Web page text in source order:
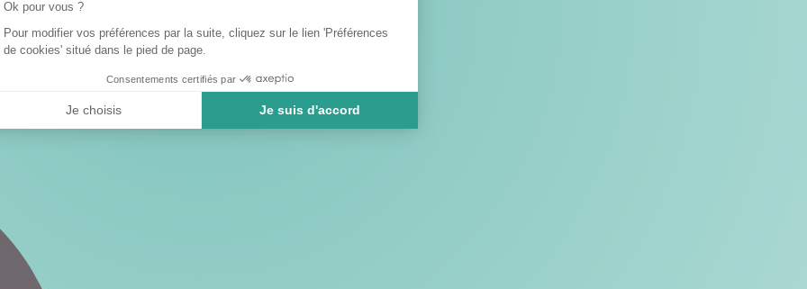
Ok pour vous ?
Pour modifier vos préférences par la suite, cliquez sur le lien 'Préférences
de cookies' situé dans le pied de page.
Consentements certifiés par
Je choisis Je suis d'accord